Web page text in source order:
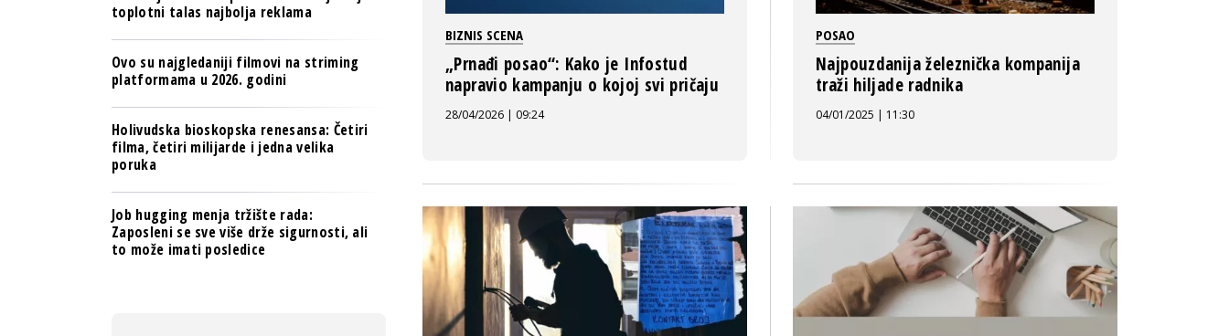
BIZNIS SCENA
„Prnađi posao“: Kako je Infostud
napravio kampanju o kojoj svi pričaju
28/04/2026 | 09:24
POSAO
Najpouzdanija železnička kompanija
traži hiljade radnika
04/01/2025 | 11:30
toplotni talas najbolja reklama
Ovo su najgledaniji filmovi na striming
platformama u 2026. godini
Holivudska bioskopska renesansa: Četiri
filma, četiri milijarde i jedna velika
poruka
Job hugging menja tržište rada:
Zaposleni se sve više drže sigurnosti, ali
to može imati posledice